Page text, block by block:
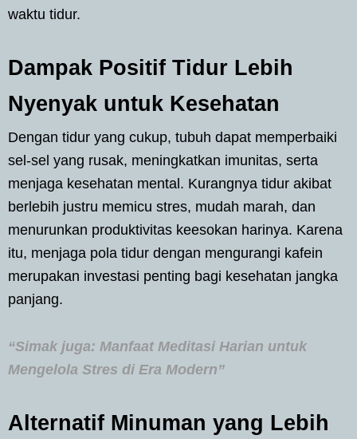
waktu tidur.
Dampak Positif Tidur Lebih
Nyenyak untuk Kesehatan
Dengan tidur yang cukup, tubuh dapat memperbaiki
sel-sel yang rusak, meningkatkan imunitas, serta
menjaga kesehatan mental. Kurangnya tidur akibat
berlebih justru memicu stres, mudah marah, dan
menurunkan produktivitas keesokan harinya. Karena
itu, menjaga pola tidur dengan mengurangi kafein
merupakan investasi penting bagi kesehatan jangka
panjang.
“Simak juga: Manfaat Meditasi Harian untuk
Mengelola Stres di Era Modern”
Alternatif Minuman yang Lebih